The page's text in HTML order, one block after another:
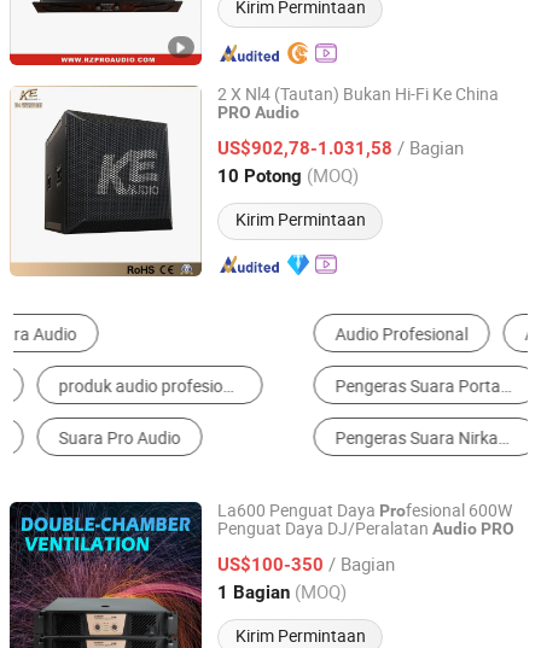
Kirim Permintaan
2 X Nl4 (Tautan) Bukan Hi-Fi Ke China
PRO Audio
US$902,78-1.031,58 / Bagian
10 Potong (MOQ)
Kirim Permintaan
Guangzhou Ke Audio Equipment Co., Ltd.
Guangdong, China Harga mulai 2025
Audio Profesional
Pengeras Suara Portabel Pengeras Suara PA
Mikrofon
La600 Penguat Daya Profesional 600W
Penguat Daya DJ/Peralatan Audio PRO
US$100-350 / Bagian
1 Bagian (MOQ)
Kirim Permintaan
Foshan Ruizheng Audio Co.,Ltd
Guangdong, China Harga mulai 2020